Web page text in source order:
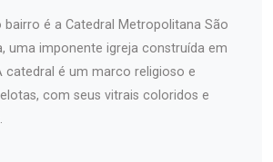
é a Catedral Metropolitana São
uma imponente igreja construída em
catedral é um marco religioso e
com seus vitrais coloridos e